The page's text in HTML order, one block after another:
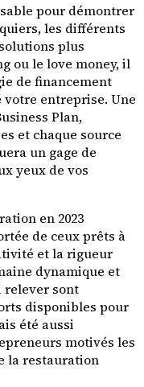
pour démontrer
les différents
plus
ou le love money, il
de financement
votre entreprise. Une
Plan,
et chaque source
un gage de
yeux de vos
en 2023
de ceux prêts à
et la rigueur
dynamique et
relever sont
disponibles pour
été aussi
motivés les
la restauration